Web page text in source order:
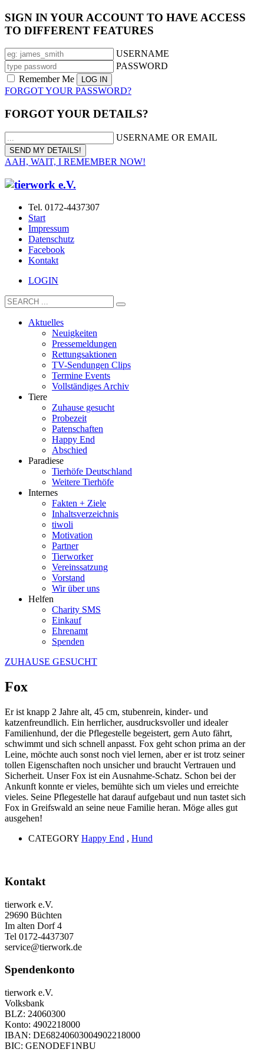
SIGN IN YOUR ACCOUNT TO HAVE ACCESS
TO DIFFERENT FEATURES
USERNAME
PASSWORD
Remember Me
FORGOT YOUR PASSWORD?
FORGOT YOUR DETAILS?
USERNAME OR EMAIL
AAH, WAIT, I REMEMBER NOW!
Tel. 0172-4437307
Start
Impressum
Datenschutz
Facebook
Kontakt
LOGIN
Aktuelles
Neuigkeiten
Pressemeldungen
Rettungsaktionen
TV-Sendungen Clips
Termine Events
Vollständiges Archiv
Tiere
Zuhause gesucht
Probezeit
Patenschaften
Happy End
Abschied
Paradiese
Tierhöfe Deutschland
Weitere Tierhöfe
Internes
Fakten + Ziele
Inhaltsverzeichnis
tiwoli
Motivation
Partner
Tierworker
Vereinssatzung
Vorstand
Wir über uns
Helfen
Charity SMS
Einkauf
Ehrenamt
Spenden
ZUHAUSE GESUCHT
Fox
Er ist knapp 2 Jahre alt, 45 cm, stubenrein, kinder- und
katzenfreundlich. Ein herrlicher, ausdrucksvoller und idealer
Familienhund, der die Pflegestelle begeistert, gern Auto fährt,
schwimmt und sich schnell anpasst. Fox geht schon prima an der
Leine, möchte auch sonst noch viel lernen, aber er ist trotz seiner
tollen Eigenschaften noch unsicher und braucht Vertrauen und
Sicherheit. Unser Fox ist ein Ausnahme-Schatz. Schon bei der
Ankunft konnte er vieles, bemühte sich um vieles und erreichte
vieles. Seine Pflegestelle hat darauf aufgebaut und nun tastet sich
Fox in Greifswald an seine neue Familie heran. Möge alles gut
ausgehen!
CATEGORY Happy End , Hund
Kontakt
tierwork e.V.
29690 Büchten
Im alten Dorf 4
Tel 0172-4437307
service@tierwork.de
Spendenkonto
tierwork e.V.
Volksbank
BLZ: 24060300
Konto: 4902218000
IBAN: DE68240603004902218000
BIC: GENODEF1NBU